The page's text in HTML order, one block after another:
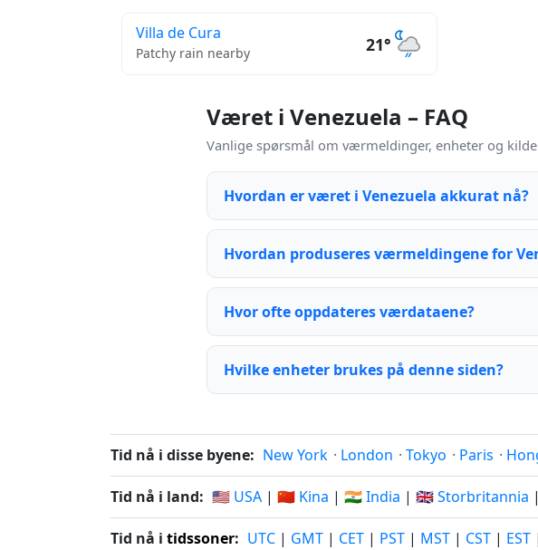
Villa de Cura
Patchy rain nearby 21°
Været i Venezuela – FAQ
Vanlige spørsmål om værmeldinger, enheter og
Hvordan er været i Venezuela akkurat nå?
Hvordan produseres værmeldingene for
Hvor ofte oppdateres værdataene?
Hvilke enheter brukes på denne siden?
Tid nå i disse byene: New York · London · Tokyo · Paris ·
Tid nå i land: 🇺🇸 USA | 🇨🇳 Kina | 🇮🇳 India | 🇬🇧 Storbritannia |
Tid nå i tidssoner: UTC | GMT | CET | PST | MST | CST | EST |